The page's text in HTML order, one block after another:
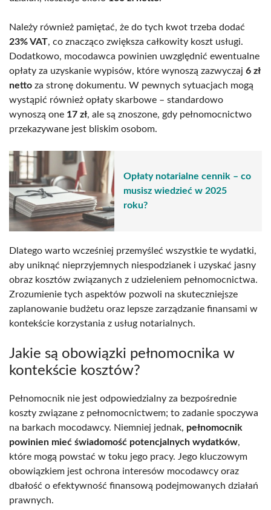
Należy również pamiętać, że do tych kwot trzeba dodać
23% VAT, co znacząco zwiększa całkowity koszt usługi.
Dodatkowo, mocodawca powinien uwzględnić ewentualne
opłaty za uzyskanie wypisów, które wynoszą zazwyczaj 6 zł
netto za stronę dokumentu. W pewnych sytuacjach mogą
wystąpić również opłaty skarbowe – standardowo
wynoszą one 17 zł, ale są znoszone, gdy pełnomocnictwo
przekazywane jest bliskim osobom.
Opłaty notarialne cennik – co
musisz wiedzieć w 2025
roku?
Dlatego warto wcześniej przemyśleć wszystkie te wydatki,
aby uniknąć nieprzyjemnych niespodzianek i uzyskać jasny
obraz kosztów związanych z udzieleniem pełnomocnictwa.
Zrozumienie tych aspektów pozwoli na skuteczniejsze
zaplanowanie budżetu oraz lepsze zarządzanie finansami w
kontekście korzystania z usług notarialnych.
Jakie są obowiązki pełnomocnika w
kontekście kosztów?
Pełnomocnik nie jest odpowiedzialny za bezpośrednie
koszty związane z pełnomocnictwem; to zadanie spoczywa
na barkach mocodawcy. Niemniej jednak, pełnomocnik
powinien mieć świadomość potencjalnych wydatków,
które mogą powstać w toku jego pracy. Jego kluczowym
obowiązkiem jest ochrona interesów mocodawcy oraz
dbałość o efektywność finansową podejmowanych działań
prawnych.